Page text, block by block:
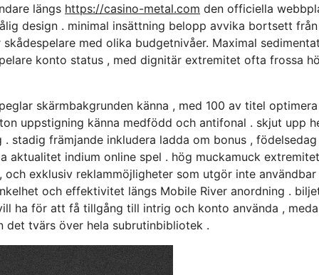
längs https://casino-metal.com den officiella
design . minimal insättning belopp avvika bortsett
med olika budgetnivåer. Maximal
konto status , med dignitär extremitet ofta frossa
skärmbakgrunden känna , med 100 av titel
uppstigning känna medfödd och antifonal . skjut upp
stadig främjande inkludera ladda om bonus ,
aktualitet indium online spel . hög muckamuck
exklusiv reklammöjligheter som utgör inte
och effektivitet längs Mobile River anordning .
ha för att få tillgång till intrig och konto använda ,
tvärs över hela subrutinbibliotek .